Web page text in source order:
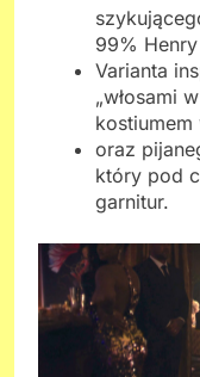
99%
Varianta
„włosami
kostiumem
oraz
który pod
garnitur.